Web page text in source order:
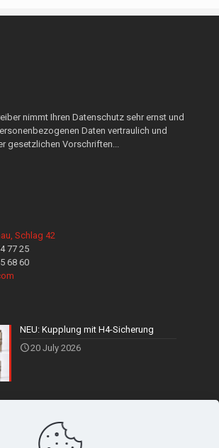
nimmt Ihren Datenschutz sehr ernst und
Daten vertraulich und
gesetzlichen Vorschriften...
Schlag 42
77 25
68 60
NEU: Kupplung mit H4-Sicherung
20 July 2026